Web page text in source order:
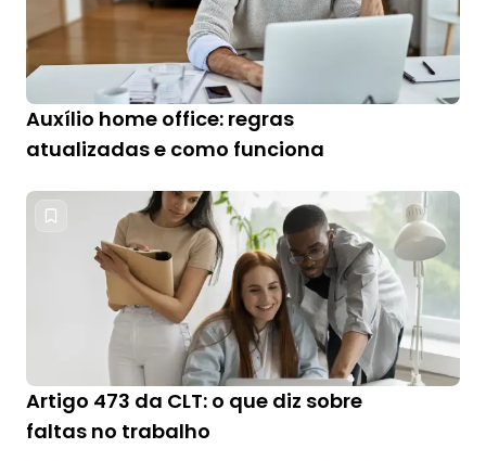
Auxílio home office: regras
atualizadas e como funciona
Artigo 473 da CLT: o que diz sobre
faltas no trabalho